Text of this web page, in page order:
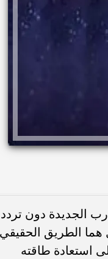
الجديدة دون
هما الطريق الحقيقي
استعادة طاقته